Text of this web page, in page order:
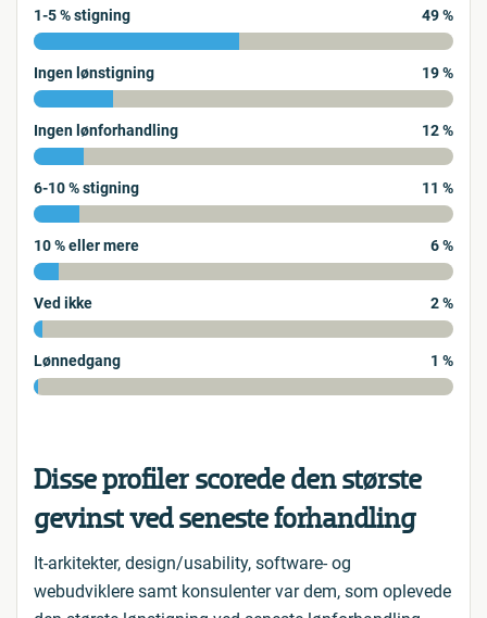
1-5 % stigning 49 %
Ingen lønstigning 19 %
Ingen lønforhandling 12 %
6-10 % stigning 11 %
10 % eller mere 6 %
Ved ikke 2 %
Lønnedgang 1 %
Disse profiler scorede den største
gevinst ved seneste forhandling
It-arkitekter, design/usability, software- og
webudviklere samt konsulenter var dem, som oplevede